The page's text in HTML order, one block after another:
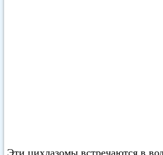
Эти цихлазомы встречаются в